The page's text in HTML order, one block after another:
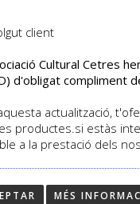
de
client
Cultural Cetres
d'obligat compliment
actualització,
productes.si estàs
a la prestació dels
MÉS